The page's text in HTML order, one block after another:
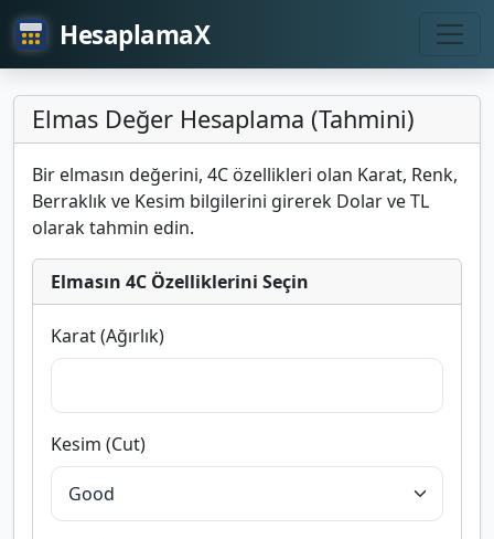
HesaplamaX
Elmas Değer Hesaplama (Tahmini)
Bir elmasın değerini, 4C özellikleri olan Karat, Renk,
Berraklık ve Kesim bilgilerini girerek Dolar ve TL
olarak tahmin edin.
Elmasın 4C Özelliklerini Seçin
Karat (Ağırlık)
Kesim (Cut)